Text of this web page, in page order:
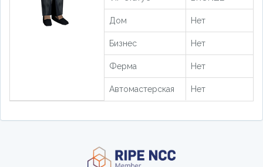
Дом Нет
Бизнес Нет
Ферма Нет
Автомастерская Нет